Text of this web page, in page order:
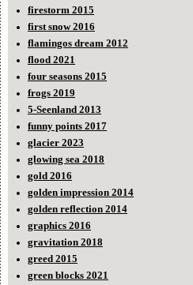
firestorm 2015
first snow 2016
flamingos dream 2012
flood 2021
four seasons 2015
frogs 2019
5-Seenland 2013
funny points 2017
glacier 2023
glowing sea 2018
gold 2016
golden impression 2014
golden reflection 2014
graphics 2016
gravitation 2018
greed 2015
green blocks 2021